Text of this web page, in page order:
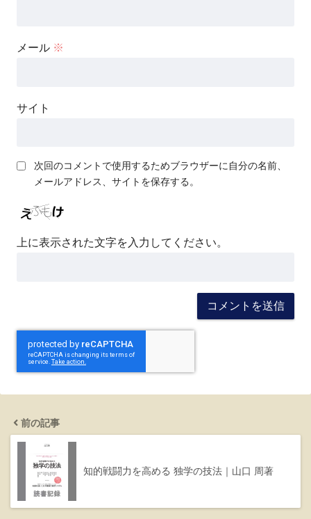
メール ※
サイト
次回のコメントで使用するためブラウザーに自分の名前、
メールアドレス、サイトを保存する。
上に表示された文字を入力してください。
前の記事
知的戦闘力を高める 独学の技法｜山口 周著